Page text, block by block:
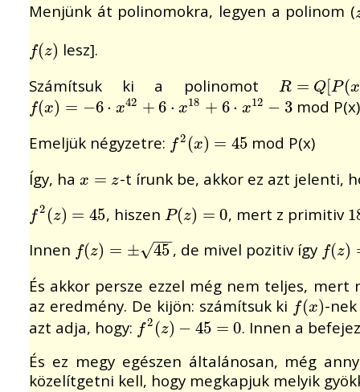
Menjünk át polinomokra, legyen a polinom (
f(z)
f(z)
lesz].
Számítsuk ki a polinomot
R = Q[P(x
R= Q[ P(x)]
f(x) = −6 ⋅ x42 + 6 ⋅ x18 + 6 ⋅ x12 − 3
f(x)= −6 x42+6⋅x 18 +6 ⋅x12 −3
mod
Emeljük négyzetre: f2 (x) = 45
f2(x)= 45
mod P(x)
Így, ha x = z
x=z -t írunk be, akkor ez azt jelenti,
f2 (z) = 45
f2(z)= 45 , hiszen P(z) = 0
P(z)= 0 , mert z primitiv
Innen f(z) = ± 45
−−
√
f(z)= ±45 , de mivel pozitiv így f(z)
f(z)=
És akkor persze ezzel még nem teljes,
az eredmény. De kijön: számítsuk ki f(x)
f(x) -
azt adja, hogy: f2 (z) − 45 = 0
f2(z)− 45 =0
. Innen a
És ez megy egészen általánosan, még
közelítgetni kell, hogy megkapjuk melyik